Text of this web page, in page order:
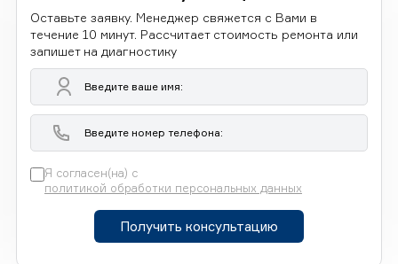
Оставьте заявку. Менеджер свяжется с Вами в
течение 10 минут. Рассчитает стоимость ремонта или
запишет на диагностику
Я согласен(на) с
политикой обработки персональных данных
Получить консультацию